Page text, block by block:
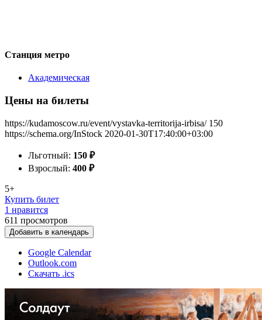
Станция метро
Академическая
Цены на билеты
https://kudamoscow.ru/event/vystavka-territorija-irbisa/ 150
https://schema.org/InStock 2020-01-30T17:40:00+03:00
Льготный: 150 ₽
Взрослый: 400 ₽
5+
Купить билет
1 нравится
611 просмотров
Добавить в календарь
Google Calendar
Outlook.com
Скачать .ics